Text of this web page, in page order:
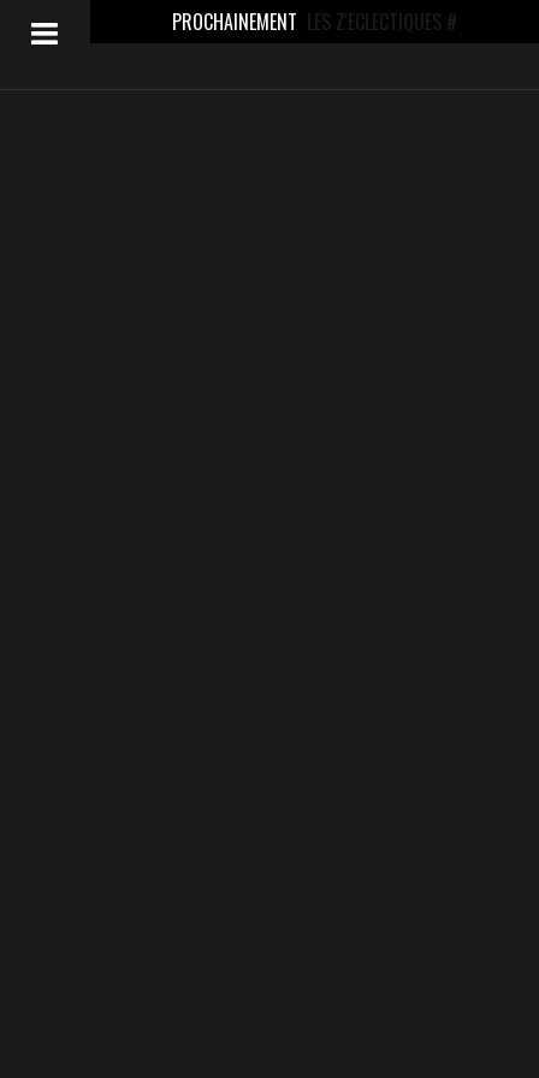
PROCHAINEMENT LES Z'ECLECTIQUES #